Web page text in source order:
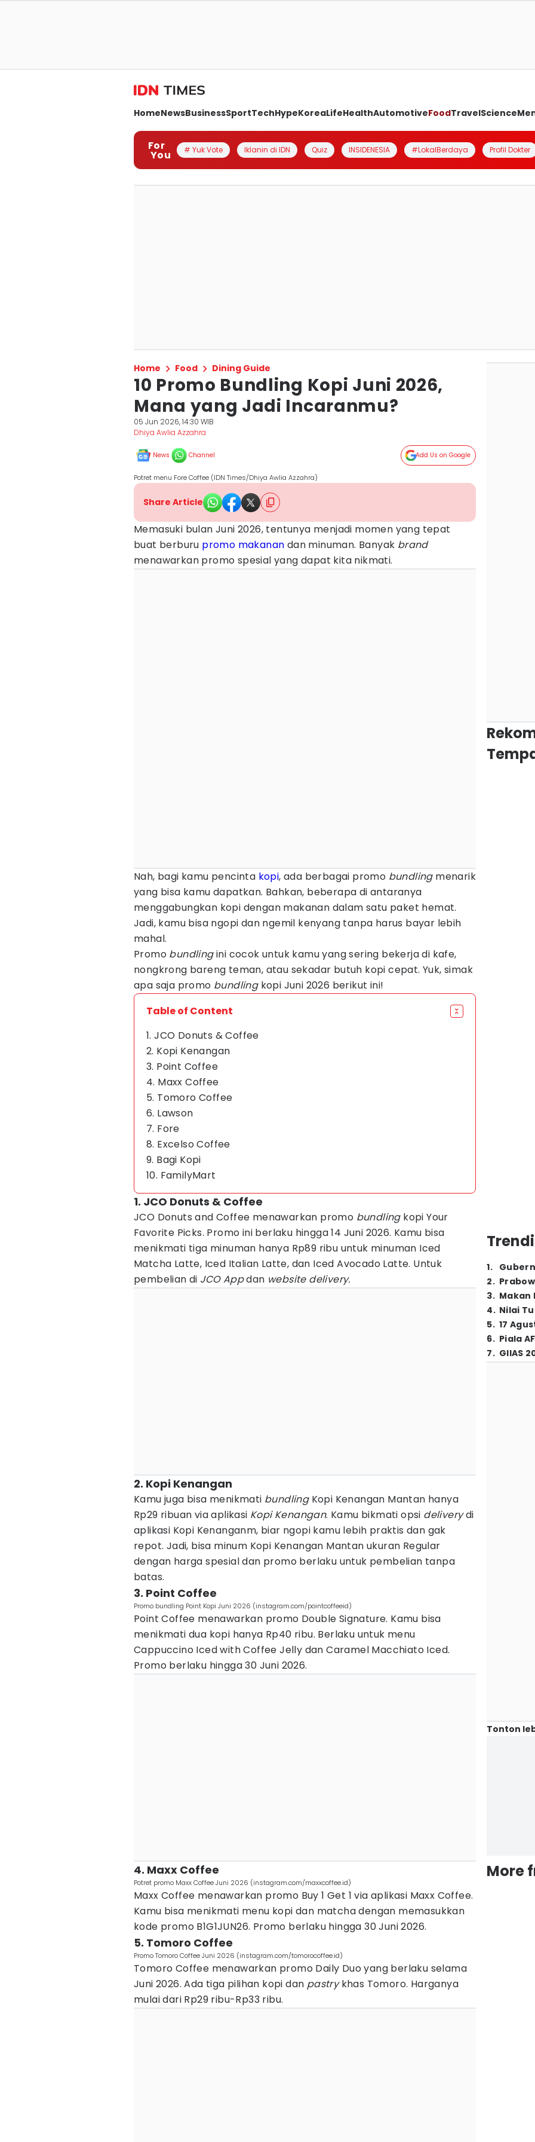
HomeNewsBusinessSportTechHypeKoreaLifeHealthAutomotiveFoodTravelScience
For
You # Yuk Vote Iklanin di IDN Quiz INSIDENESIA #LokalBerdaya Profil Dokter
Home Food Dining Guide
10 Promo Bundling Kopi Juni 2026,
Mana yang Jadi Incaranmu?
05 Jun 2026, 14:30 WIB
Dhiya Awlia Azzahra
News Channel Add Us on Google
Potret menu Fore Coffee (IDN Times/Dhiya Awlia Azzahra)
Share Article
Memasuki bulan Juni 2026, tentunya menjadi momen yang tepat
buat berburu promo makanan dan minuman. Banyak brand
menawarkan promo spesial yang dapat kita nikmati.
Nah, bagi kamu pencinta kopi, ada berbagai promo bundlingmenarik
yang bisa kamu dapatkan. Bahkan, beberapa di antaranya
menggabungkan kopi dengan makanan dalam satu paket hemat.
Jadi, kamu bisa ngopi dan ngemil kenyang tanpa harus bayar lebih
mahal.
Promo bundlingini cocok untuk kamu yang sering bekerja di kafe,
nongkrong bareng teman, atau sekadar butuh kopi cepat. Yuk, simak
apa saja promo bundlingkopi Juni 2026 berikut ini!
Table of Content
1. JCO Donuts & Coffee
2. Kopi Kenangan
3. Point Coffee
4. Maxx Coffee
5. Tomoro Coffee
6. Lawson
7. Fore
8. Excelso Coffee
9. Bagi Kopi
10. FamilyMart
1. JCO Donuts & Coffee
JCO Donuts and Coffee menawarkan promo bundling kopi Your
Favorite Picks. Promo ini berlaku hingga 14 Juni 2026. Kamu bisa
menikmati tiga minuman hanya Rp89 ribu untuk minuman Iced
Matcha Latte, Iced Italian Latte, dan Iced Avocado Latte. Untuk
pembelian di JCO Appdan website delivery.
2. Kopi Kenangan
Kamu juga bisa menikmati bundling Kopi Kenangan Mantan hanya
Rp29 ribuan via aplikasi Kopi Kenangan. Kamu bikmati opsi deliverydi
aplikasi Kopi Kenanganm, biar ngopi kamu lebih praktis dan gak
repot. Jadi, bisa minum Kopi Kenangan Mantan ukuran Regular
dengan harga spesial dan promo berlaku untuk pembelian tanpa
batas.
3. Point Coffee
Promo bundling Point Kopi Juni 2026 (instagram.com/pointcoffeeid)
Point Coffee menawarkan promo Double Signature. Kamu bisa
menikmati dua kopi hanya Rp40 ribu. Berlaku untuk menu
Cappuccino Iced with Coffee Jelly dan Caramel Macchiato Iced.
Promo berlaku hingga 30 Juni 2026.
4. Maxx Coffee
Potret promo Maxx Coffee Juni 2026 (instagram.com/maxxcoffee.id)
Maxx Coffee menawarkan promo Buy 1 Get 1 via aplikasi Maxx Coffee.
Kamu bisa menikmati menu kopi dan matcha dengan memasukkan
kode promo B1G1JUN26. Promo berlaku hingga 30 Juni 2026.
5. Tomoro Coffee
Promo Tomoro Coffee Juni 2026 (instagram.com/tomorocoffee.id)
Tomoro Coffee menawarkan promo Daily Duo yang berlaku selama
Juni 2026. Ada tiga pilihan kopi dan pastrykhas Tomoro. Harganya
mulai dari Rp29 ribu-Rp33 ribu.
1.
2.
3. Makan
4. Nilai
5. 17
6. Piala
7. GIIAS
Tonton
More